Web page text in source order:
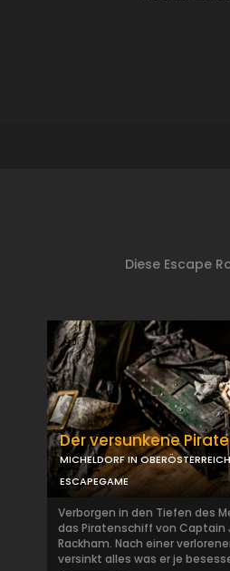
Diese Escape
Der versunkene
MICHELDORF IN OBERÖSTERREICH
ESCAPEGAME
Verborgen in den Tiefen des
das Piratenschiff von Captain
Rackham. Nach einer
versinkt alles was er je